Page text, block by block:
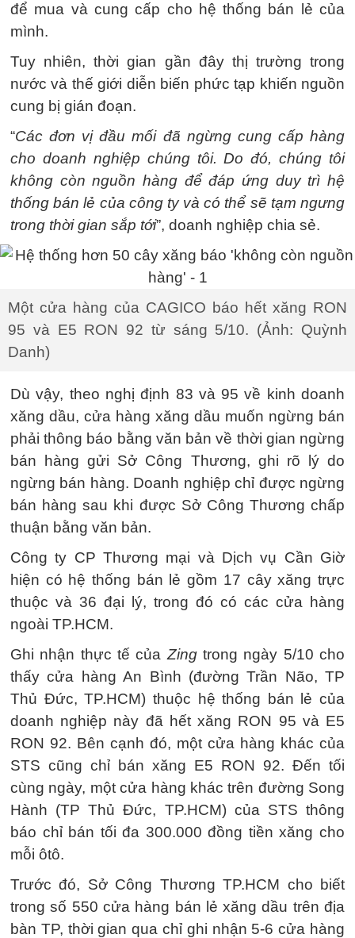
để mua và cung cấp cho hệ thống bán lẻ của
mình.
Tuy nhiên, thời gian gần đây thị trường trong
nước và thế giới diễn biến phức tạp khiến nguồn
cung bị gián đoạn.
“Các đơn vị đầu mối đã ngừng cung cấp hàng
cho doanh nghiệp chúng tôi. Do đó, chúng tôi
không còn nguồn hàng để đáp ứng duy trì hệ
thống bán lẻ của công ty và có thể sẽ tạm ngưng
trong thời gian sắp tới”, doanh nghiệp chia sẻ.
Một cửa hàng của CAGICO báo hết xăng RON
95 và E5 RON 92 từ sáng 5/10. (Ảnh: Quỳnh
Danh)
Dù vậy, theo nghị định 83 và 95 về kinh doanh
xăng dầu, cửa hàng xăng dầu muốn ngừng bán
phải thông báo bằng văn bản về thời gian ngừng
bán hàng gửi Sở Công Thương, ghi rõ lý do
ngừng bán hàng. Doanh nghiệp chỉ được ngừng
bán hàng sau khi được Sở Công Thương chấp
thuận bằng văn bản.
Công ty CP Thương mại và Dịch vụ Cần Giờ
hiện có hệ thống bán lẻ gồm 17 cây xăng trực
thuộc và 36 đại lý, trong đó có các cửa hàng
ngoài TP.HCM.
Ghi nhận thực tế của Zingtrong ngày 5/10 cho
thấy cửa hàng An Bình (đường Trần Não, TP
Thủ Đức, TP.HCM) thuộc hệ thống bán lẻ của
doanh nghiệp này đã hết xăng RON 95 và E5
RON 92. Bên cạnh đó, một cửa hàng khác của
STS cũng chỉ bán xăng E5 RON 92. Đến tối
cùng ngày, một cửa hàng khác trên đường Song
Hành (TP Thủ Đức, TP.HCM) của STS thông
báo chỉ bán tối đa 300.000 đồng tiền xăng cho
mỗi ôtô.
Trước đó, Sở Công Thương TP.HCM cho biết
trong số 550 cửa hàng bán lẻ xăng dầu trên địa
bàn TP, thời gian qua chỉ ghi nhận 5-6 cửa hàng